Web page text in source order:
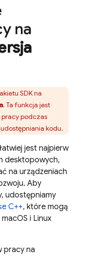
na
SDK na
. Ta funkcja jest
podczas
kodu.
jest najpierw
desktopowych,
na urządzeniach
Aby
udostępniamy
C++, które mogą
i Linux
pracy na